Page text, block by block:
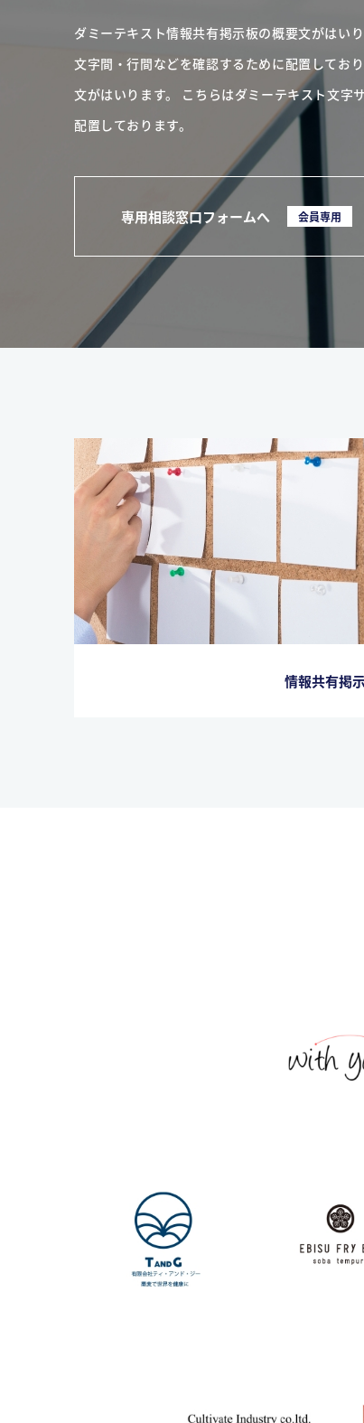
ダミーテキスト情報共有掲示板の概要文がはい
文字間・行間などを確認するために配置してお
文がはいります。 こちらはダミーテキスト文字
配置しております。
専用相談窓口フォームへ 会員専用
情報共有掲